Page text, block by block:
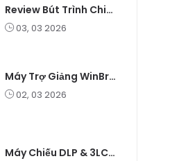
Review Bút Trình Chiếu K400 Laser 2.4G: Nhỏ Gọn, Ổn Định, Lý Tưởng Cho Giáo Viên Và Doanh Nghiệp
03, 03 2026
Máy Trợ Giảng WinBridge C007 Không Dây – Pin Lâu, Âm Thanh Rõ
02, 03 2026
Máy Chiếu DLP & 3LCD – Nên Chọn Loại Nào Cho Văn Phòng & Giải Trí?